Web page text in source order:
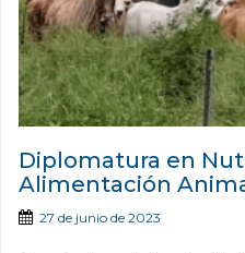
Diplomatura en
Alimentación
27 de junio de 2023